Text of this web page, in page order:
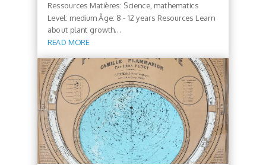
Ressources Matières: Science, mathematics
Level: medium Âge: 8 - 12 years Resources Learn
about plant growth...
READ MORE